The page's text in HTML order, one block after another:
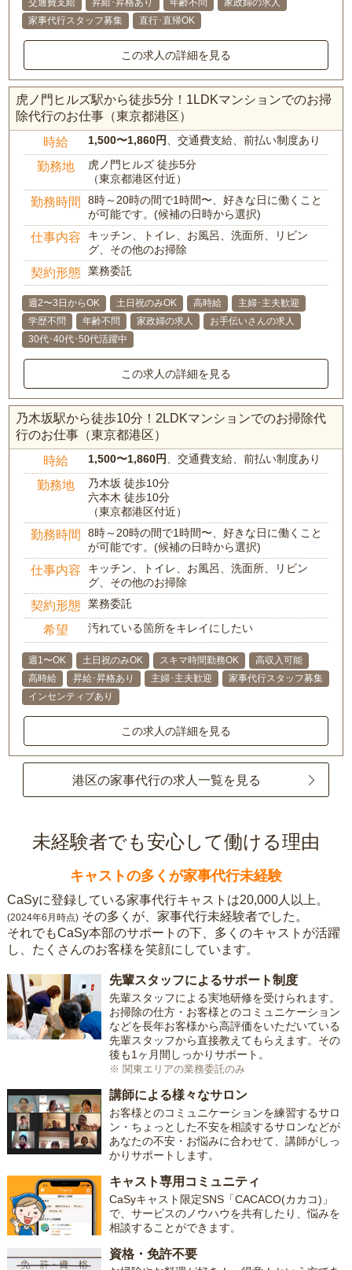
交通費支給 昇給･昇格あり 年齢不問
家政婦の求人
家事代行スタッフ募集
直行･直帰OK
この求人の詳細を見る
虎ノ門ヒルズ駅から徒歩5分！1LDKマンションでのお掃
除代行のお仕事（東京都港区）
時給 1,500〜1,860円 、交通費支給、前払い制度あり
勤務地
虎ノ門ヒルズ 徒歩5分
（東京都港区付近）
勤務時間
8時～20時の間で1時間〜、好きな日に働くこと
が可能です。(候補の日時から選択)
仕事内容
キッチン、トイレ、お風呂、洗面所、リビン
グ、その他のお掃除
契約形態 業務委託
週2〜3日からOK 土日祝のみOK 高時給
主婦･主夫歓迎
学歴不問
年齢不問 家政婦の求人
お手伝いさんの求人
30代･40代･50代活躍中
この求人の詳細を見る
乃木坂駅から徒歩10分！2LDKマンションでのお掃除代
行のお仕事（東京都港区）
時給 1,500〜1,860円 、交通費支給、前払い制度あり
勤務地
乃木坂 徒歩10分
六本木 徒歩10分
（東京都港区付近）
勤務時間
8時～20時の間で1時間〜、好きな日に働くこと
が可能です。(候補の日時から選択)
仕事内容
キッチン、トイレ、お風呂、洗面所、リビン
グ、その他のお掃除
契約形態 業務委託
希望 汚れている箇所をキレイにしたい
週1〜OK 土日祝のみOK スキマ時間勤務OK
高収入可能
高時給
昇給･昇格あり 主婦･主夫歓迎
家事代行スタッフ募集
インセンティブあり
この求人の詳細を見る
港区の家事代行の求人一覧を見る
未経験者でも安心して働ける理由
キャストの多くが家事代行未経験
CaSyに登録している家事代行キャストは20,000人以上。
(2024年6月時点) その多くが、家事代行未経験者でした。
それでもCaSy本部のサポートの下、多くのキャストが活躍
し、たくさんのお客様を笑顔にしています。
先輩スタッフによるサポート制度
先輩スタッフによる実地研修を受けられます。
お掃除の仕方・お客様とのコミュニケーション
などを長年お客様から高評価をいただいている
先輩スタッフから直接教えてもらえます。その
後も1ヶ月間しっかりサポート。
※ 関東エリアの業務委託のみ
講師による様々なサロン
お客様とのコミュニケーションを練習するサロ
ン・ちょっとした不安を相談するサロンなどが
あなたの不安・お悩みに合わせて、講師がしっ
かりサポートします。
キャスト専用コミュニティ
CaSyキャスト限定SNS「CACACO(カカコ)」
で、サービスのノウハウを共有したり、悩みを
相談することができます。
資格・免許不要